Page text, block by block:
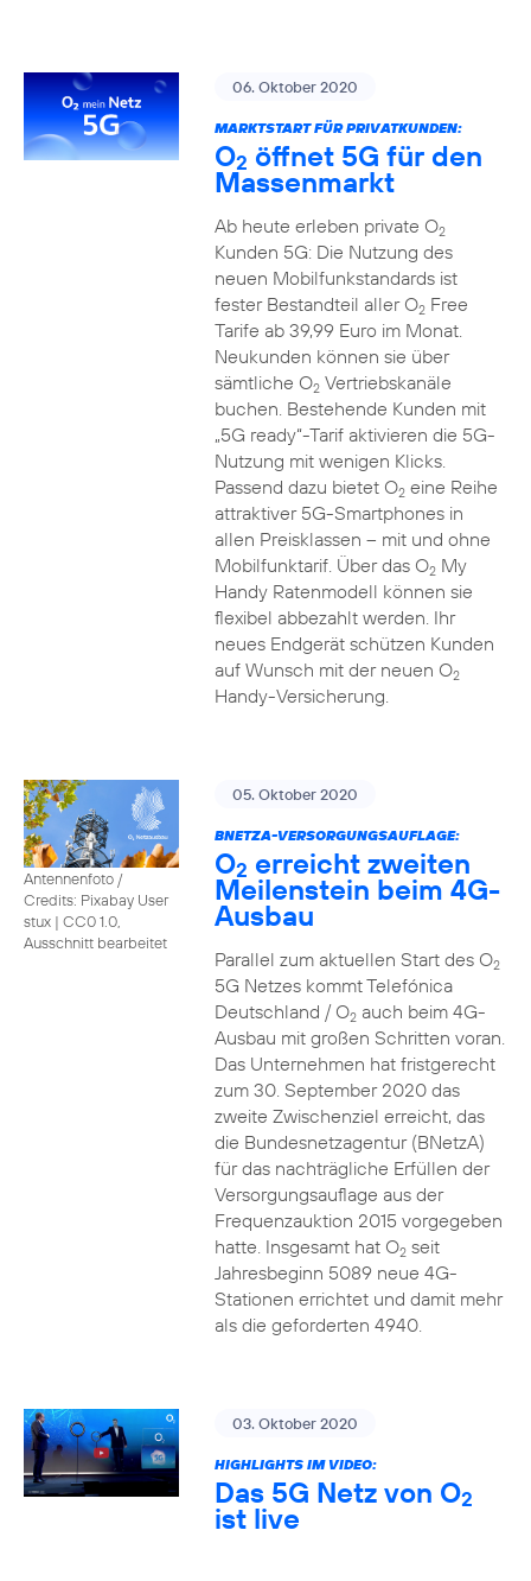
06. Oktober 2020
MARKTSTART FÜR PRIVATKUNDEN:
O2 öffnet 5G für den
Massenmarkt
Ab heute erleben private O2
Kunden 5G: Die Nutzung des
neuen Mobilfunkstandards ist
fester Bestandteil aller O2Free
Tarife ab 39,99 Euro im Monat.
Neukunden können sie über
sämtliche O2Vertriebskanäle
buchen. Bestehende Kunden mit
„5G ready“-Tarif aktivieren die 5G-
Nutzung mit wenigen Klicks.
Passend dazu bietet O2eine Reihe
attraktiver 5G-Smartphones in
allen Preisklassen – mit und ohne
Mobilfunktarif. Über das O2My
Handy Ratenmodell können sie
flexibel abbezahlt werden. Ihr
neues Endgerät schützen Kunden
auf Wunsch mit der neuen O2
Handy-Versicherung.
Antennenfoto /
Credits: Pixabay User
stux | CC0 1.0,
Ausschnitt bearbeitet
05. Oktober 2020
BNETZA-VERSORGUNGSAUFLAGE:
O2 erreicht zweiten
Meilenstein beim 4G-
Ausbau
Parallel zum aktuellen Start des O2
5G Netzes kommt Telefónica
Deutschland / O2auch beim 4G-
Ausbau mit großen Schritten voran.
Das Unternehmen hat fristgerecht
zum 30. September 2020 das
zweite Zwischenziel erreicht, das
die Bundesnetzagentur (BNetzA)
für das nachträgliche Erfüllen der
Versorgungsauflage aus der
Frequenzauktion 2015 vorgegeben
hatte. Insgesamt hat O2seit
Jahresbeginn 5089 neue 4G-
Stationen errichtet und damit mehr
als die geforderten 4940.
03. Oktober 2020
HIGHLIGHTS IM VIDEO:
Das 5G Netz von O2
ist live